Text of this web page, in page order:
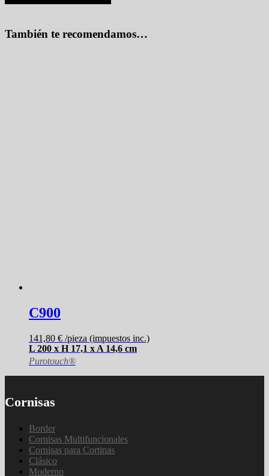
También te recomendamos…
C900
141,80 € /pieza (impuestos inc.)
L 200 x H 17,1 x A 14,6 cm
Purotouch®
Cornisas
Border
Cornisas Multifuncionales
Cornisas para Cortinas
Clásico
Moderno